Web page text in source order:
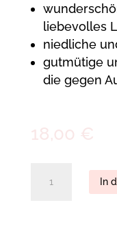
liebevolles
niedliche
gutmütige
die gegen
18,00 €
Little
In